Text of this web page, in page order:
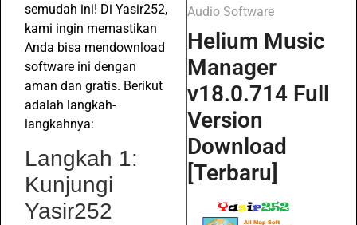
semudah ini! Di Yasir252,
kami ingin memastikan
Anda bisa mendownload
software ini dengan
aman dan gratis. Berikut
adalah langkah-
langkahnya:
Langkah 1:
Kunjungi
Yasir252
Audio Software
Helium Music
Manager
v18.0.714 Full
Version
Download
[Terbaru]